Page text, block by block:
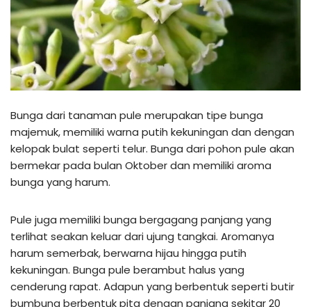
Bunga dari tanaman pule merupakan tipe bunga
majemuk, memiliki warna putih kekuningan dan dengan
kelopak bulat seperti telur. Bunga dari pohon pule akan
bermekar pada bulan Oktober dan memiliki aroma
bunga yang harum.
Pule juga memiliki bunga bergagang panjang yang
terlihat seakan keluar dari ujung tangkai. Aromanya
harum semerbak, berwarna hijau hingga putih
kekuningan. Bunga pule berambut halus yang
cenderung rapat. Adapun yang berbentuk seperti butir
bumbung berbentuk pita dengan panjang sekitar 20